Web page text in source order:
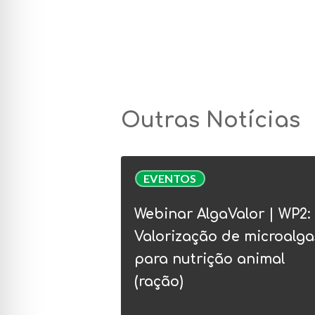
Outras Notícias
EVENTOS
AlgaValor
WP2:
microalgas
Webinar AlgaValor | WP2:
Valorização de
para nutrição animal
(ração)